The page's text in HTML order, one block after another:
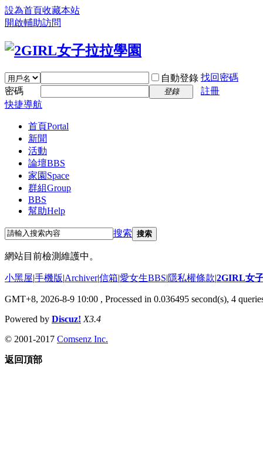
設為首頁收藏本站
開啟輔助訪問
自動登錄 找回密碼
密碼
登錄
註冊
快捷導航
首頁Portal
新聞
活動
論壇BBS
家園 Space
群組Group
BBS
幫助Help
搜索 搜索
網站目前檢測維護中。
小黑屋|手機版|Archiver|信箱|愛女生BBS|隱私權條款|2GIRL女
GMT+8, 2026-8-9 10:00 , Processed in 0.036495 second(s), 4
Powered by Discuz! X3.4
© 2001-2017 Comsenz Inc.
返回頂部